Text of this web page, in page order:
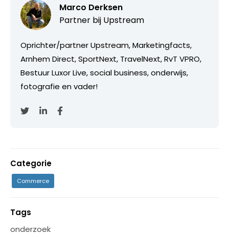
Marco Derksen
Partner bij Upstream
Oprichter/partner Upstream, Marketingfacts,
Arnhem Direct, SportNext, TravelNext, RvT VPRO,
Bestuur Luxor Live, social business, onderwijs,
fotografie en vader!
Categorie
Commerce
Tags
onderzoek